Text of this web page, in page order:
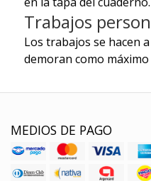
Trabajos
Los trabajos se hacen
demoran como máximo
MEDIOS DE PAGO